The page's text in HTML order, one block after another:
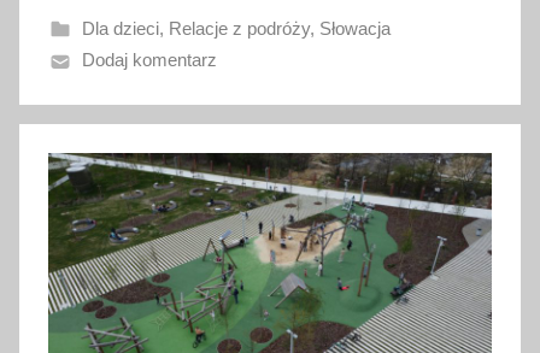
a
n
6
s
i
e
r
p
n
Dla dzieci, Relacje z podróży, Słowacja
Dodaj komentarz